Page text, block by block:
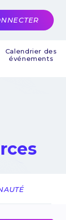
Calendrier des
événements